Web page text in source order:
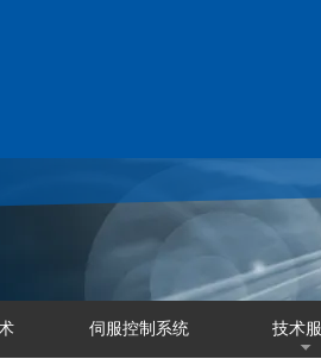
伺服控制系统 技术